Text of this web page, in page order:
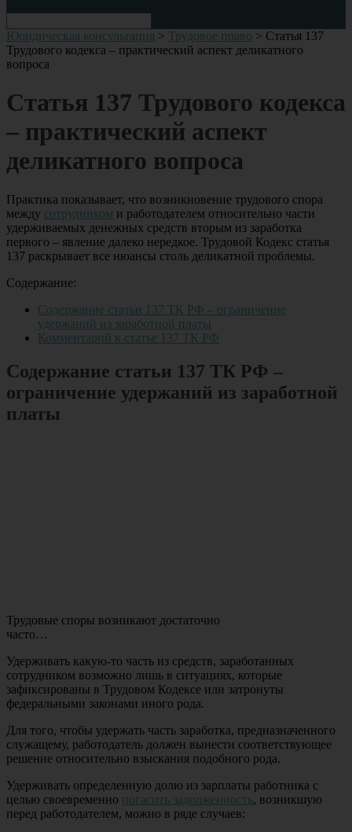
Юридическая консультация > Трудовое право > Статья 137
Трудового кодекса – практический аспект деликатного
вопроса
Статья 137 Трудового кодекса
– практический аспект
деликатного вопроса
Практика показывает, что возникновение трудового спора
между сотрудником и работодателем относительно части
удерживаемых денежных средств вторым из заработка
первого – явление далеко нередкое. Трудовой Кодекс статья
137 раскрывает все нюансы столь деликатной проблемы.
Содержание:
Содержание статьи 137 ТК РФ – ограничение
удержаний из заработной платы
Комментарий к статье 137 ТК РФ
Содержание статьи 137 ТК РФ –
ограничение удержаний из заработной
платы
Трудовые споры возникают достаточно
часто…
Удерживать какую-то часть из средств, заработанных
сотрудником возможно лишь в ситуациях, которые
зафиксированы в Трудовом Кодексе или затронуты
федеральными законами иного рода.
Для того, чтобы удержать часть заработка, предназначенного
служащему, работодатель должен вынести соответствующее
решение относительно взыскания подобного рода.
Удерживать определенную долю из зарплаты работника с
целью своевременно погасить задолженность, возникшую
перед работодателем, можно в ряде случаев: